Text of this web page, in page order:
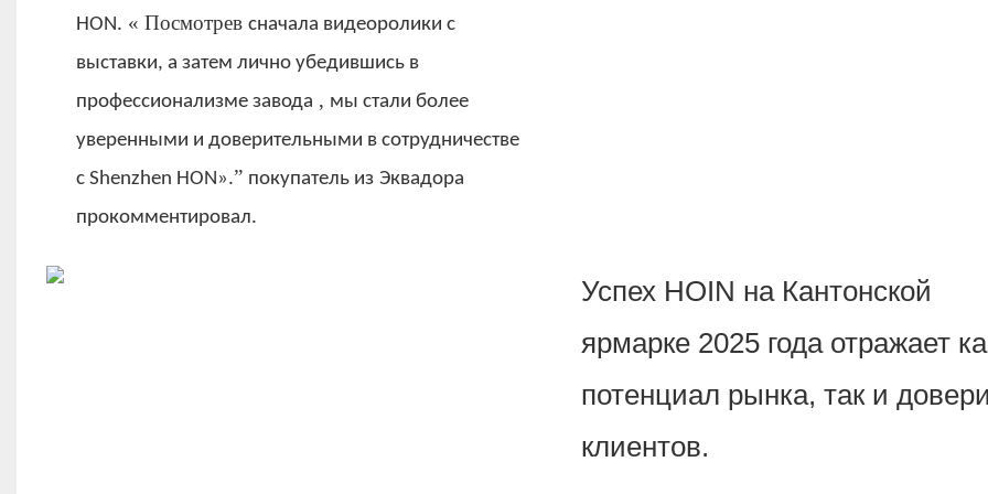
HON. « Посмотрев сначала видеоролики с
выставки, а затем лично убедившись в
профессионализме завода , мы стали более
уверенными и доверительными в сотрудничестве
с Shenzhen HON».” покупатель из Эквадора
прокомментировал.
Успех HOIN на Кантонской
ярмарке 2025 года отражает
потенциал рынка, так и
клиентов.